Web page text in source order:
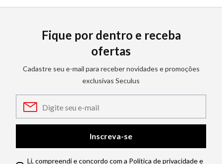
Fique por dentro e receba
ofertas
Cadastre seu e-mail para receber novidades e promoções
exclusivas Seculus
Inscreva-se
Li, compreendi e concordo com a Política de privacidade e